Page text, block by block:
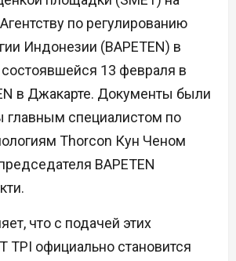
по регулированию
Индонезии (BAPETEN) в
13 февраля в
в Джакарте. Документы были
главным специалистом по
Thorcon Кун Ченом
BAPETEN
что с подачей этих
TPI официально становится